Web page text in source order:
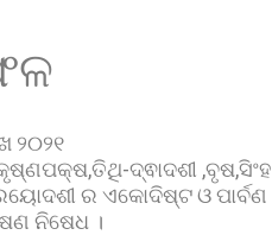
୨୦୨୧
ଦ୍ଵାଦଶୀ ,ବୃଷ,ସିଂହ
ର ଏକୋଦିଷ୍ଟ ଓ ପାର୍ବଣ
ନିଷେଧ ।